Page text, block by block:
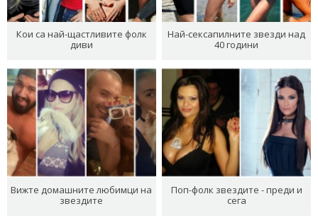
Кои са най-щастливите фолк
диви
Най-сексапилните звезди над
40 години
Вижте домашните любимци на
звездите
Поп-фолк звездите - преди и
сега